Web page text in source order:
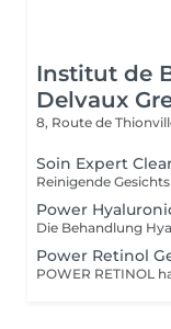
Institut de
Delvaux
8, Route de
Soin Expert
Power
Power Retinol